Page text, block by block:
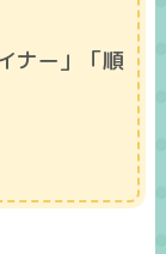
ナー」「順